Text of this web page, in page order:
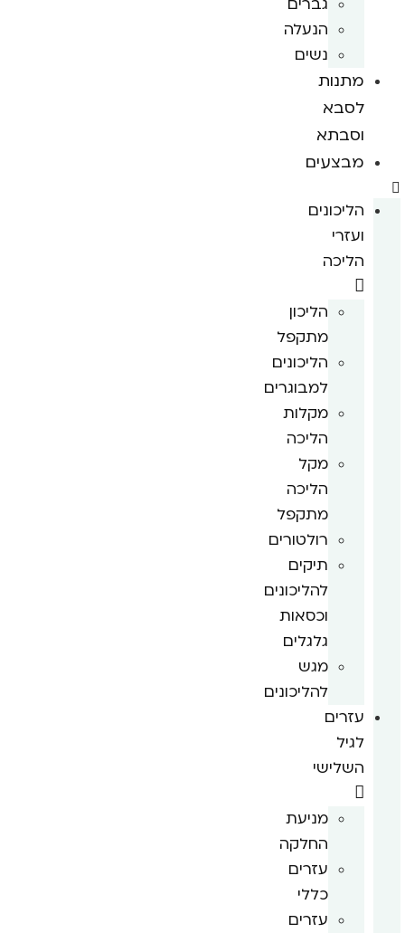
הנעלה
נשים
מתנות
לסבא
וסבתא
מבצעים
הליכונים
ועזרי
הליכה
הליכון
מתקפל
הליכונים
למבוגרים
מקלות
הליכה
מקל
הליכה
מתקפל
רולטורים
תיקים
להליכונים
וכסאות
גלגלים
מגש
להליכונים
עזרים
לגיל
השלישי
מניעת
החלקה
עזרים
כללי
עזרים